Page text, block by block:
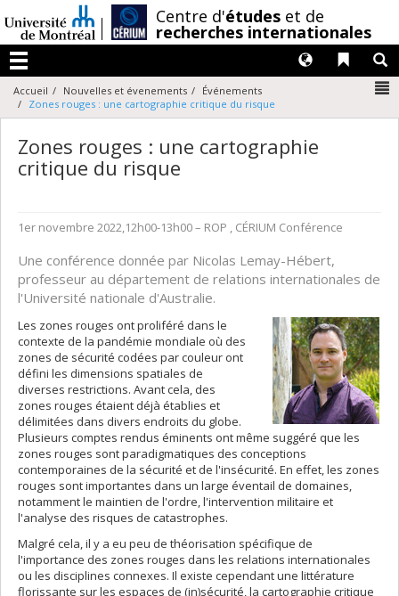
au
contenu
Centre d'études et de
recherches internationales
Menu
Liens
Langues
Accueil Nouvelles et évenements
Événements
Zones rouges : une cartographie critique du risque
Zones rouges : une cartographie
critique du risque
1er novembre 2022,12h00-13h00– ROP , CÉRIUM Conférence
Une conférence donnée par Nicolas Lemay-Hébert,
professeur au département de relations internationales de
l'Université nationale d'Australie.
Les zones rouges ont proliféré dans le
contexte de la pandémie mondiale où des
zones de sécurité codées par couleur ont
défini les dimensions spatiales de
diverses restrictions. Avant cela, des
zones rouges étaient déjà établies et
délimitées dans divers endroits du globe.
Plusieurs comptes rendus éminents ont même suggéré que les
zones rouges sont paradigmatiques des conceptions
contemporaines de la sécurité et de l'insécurité. En effet, les zones
rouges sont importantes dans un large éventail de domaines,
notamment le maintien de l'ordre, l'intervention militaire et
l'analyse des risques de catastrophes.
Malgré cela, il y a eu peu de théorisation spécifique de
l'importance des zones rouges dans les relations internationales
ou les disciplines connexes. Il existe cependant une littérature
florissante sur les espaces de (in)sécurité, la cartographie critique